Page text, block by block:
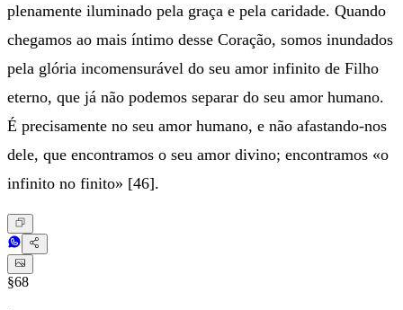
plenamente iluminado pela graça e pela caridade. Quando
chegamos ao mais íntimo desse Coração, somos inundados
pela glória incomensurável do seu amor infinito de Filho
eterno, que já não podemos separar do seu amor humano.
É precisamente no seu amor humano, e não afastando-nos
dele, que encontramos o seu amor divino; encontramos «o
infinito no finito» [46].
§68